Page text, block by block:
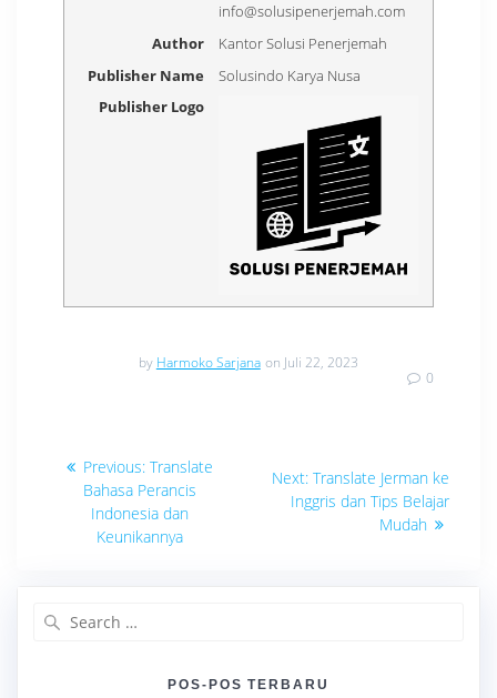
info@solusipenerjemah.com
Author
Kantor Solusi Penerjemah
Publisher Name
Solusindo Karya Nusa
Publisher Logo
by Harmoko Sarjana on Juli 22, 2023
0
Navigasi
Previous: Previous
post:
Translate
Bahasa Perancis
Indonesia dan
Keunikannya
Next: Next
post:
Translate Jerman ke
Inggris dan Tips Belajar
Mudah
POS-POS TERBARU